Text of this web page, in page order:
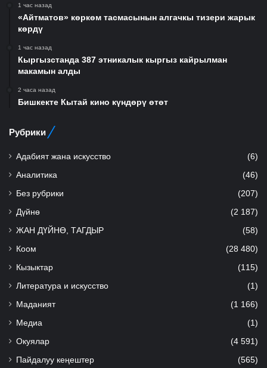
1 час назад
«Айтматов» көркөм тасмасынын алгачкы тизери жарык
көрдү
1 час назад
Кыргызстанда 387 этникалык кыргыз кайрылман
макамын алды
2 часа назад
Бишкекте Кытай кино күндөрү өтөт
Рубрики
Адабият жана искусство (6)
Аналитика (46)
Без рубрики (207)
Дүйнө (2 187)
ЖАН ДҮЙНӨ, ТАГДЫР (58)
Коом (28 480)
Кызыктар (115)
Литература и искусство (1)
Маданият (1 166)
Медиа (1)
Окуялар (4 591)
Пайдалуу кеңештер (565)